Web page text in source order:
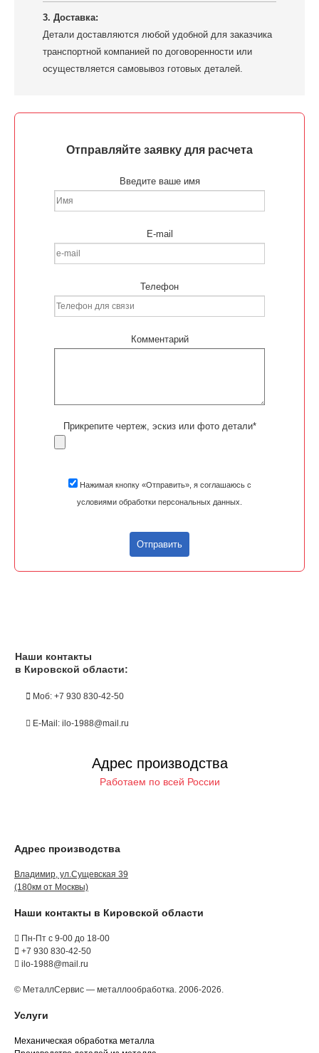
3. Доставка:
Детали доставляются любой удобной для заказчика
транспортной компанией по договоренности или
осуществляется самовывоз готовых деталей.
Отправляйте заявку для расчета
Введите ваше имя
E-mail
Телефон
Комментарий
Прикрепите чертеж, эскиз или фото детали*
Нажимая кнопку «Отправить», я соглашаюсь с
условиями обработки персональных данных.
Отправить
Наши контакты
в Кировской области:
Моб: +7 930 830-42-50
E-Mail: ilo-1988@mail.ru
Адрес производства
Работаем по всей России
Адрес производства
Владимир, ул.Сущевская 39
(180км от Москвы)
Наши контакты в Кировской области
Пн-Пт с 9-00 до 18-00
+7 930 830-42-50
ilo-1988@mail.ru
© МеталлСервис — металлообработка. 2006-2026.
Услуги
Механическая обработка металла